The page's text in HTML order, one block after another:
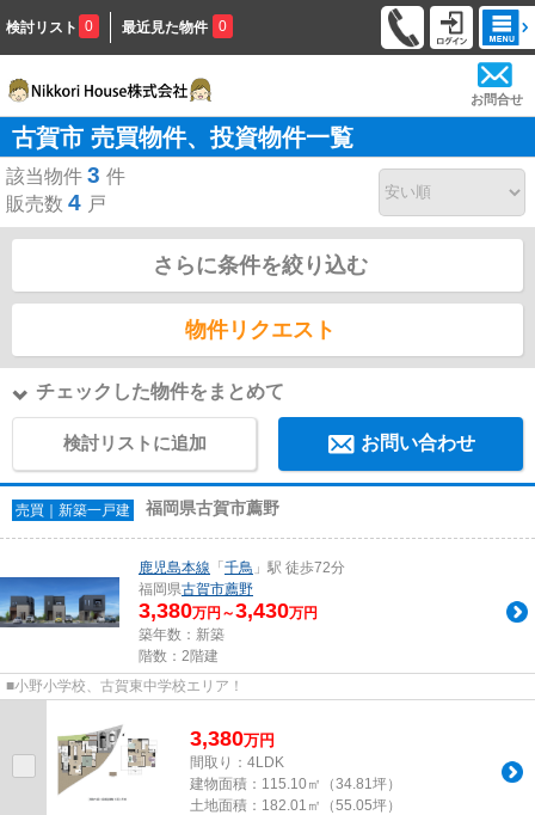
検討リスト 0 最近見た物件 0
お問合せ
古賀市 売買物件、投資物件一覧
該当物件 3 件
販売数 4 戸
さらに条件を絞り込む
物件リクエスト
チェックした物件をまとめて
検討リストに追加 お問い合わせ
売買｜新築一戸建 福岡県古賀市薦野
鹿児島本線 「 千鳥 」駅 徒歩72分
福岡県古賀市薦野
3,380万円～3,430万円
築年数：新築
階数：2階建
■小野小学校、古賀東中学校エリア！
3,380万円
間取り：4LDK
建物面積： 115.10㎡（34.81坪）
土地面積： 182.01㎡（55.05坪）